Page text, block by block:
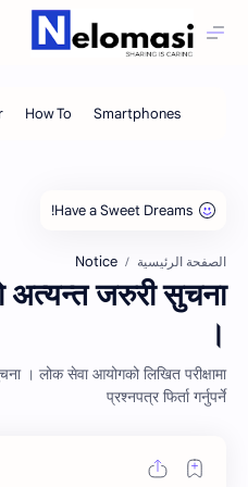
الصفحة الرئيسية Notice
जरुरी सुचना
।
। लोक सेवा आयोगको लिखित परीक्षामा
प्रश्नपत्र फिर्ता गर्नुपर्ने